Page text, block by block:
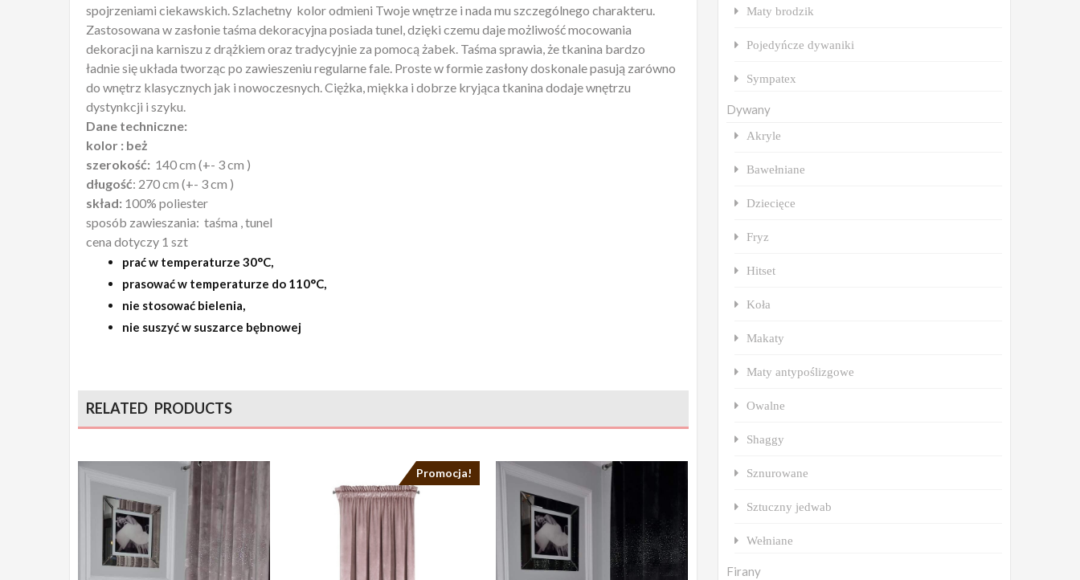
spojrzeniami ciekawskich. Szlachetny kolor odmieni Twoje wnętrze i nada mu szczególnego charakteru.
Zastosowana w zasłonie taśma dekoracyjna posiada tunel, dzięki czemu daje możliwość mocowania
dekoracji na karniszu z drążkiem oraz tradycyjnie za pomocą żabek. Taśma sprawia, że tkanina bardzo
ładnie się układa tworząc po zawieszeniu regularne fale. Proste w formie zasłony doskonale pasują zarówno
do wnętrz klasycznych jak i nowoczesnych. Ciężka, miękka i dobrze kryjąca tkanina dodaje wnętrzu
dystynkcji i szyku.
Dane techniczne:
kolor : beż
szerokość: 140 cm (+- 3 cm )
długość: 270 cm (+- 3 cm )
skład: 100% poliester
sposób zawieszania: taśma , tunel
cena dotyczy 1 szt
prać w temperaturze 30°C,
prasować w temperaturze do 110°C,
nie stosować bielenia,
nie suszyć w suszarce bębnowej
RELATED PRODUCTS
Promocja!
Maty brodzik
Pojedyńcze dywaniki
Sympatex
Dywany
Akryle
Bawełniane
Dziecięce
Fryz
Hitset
Koła
Makaty
Maty antypoślizgowe
Owalne
Shaggy
Sznurowane
Sztuczny jedwab
Wełniane
Firany